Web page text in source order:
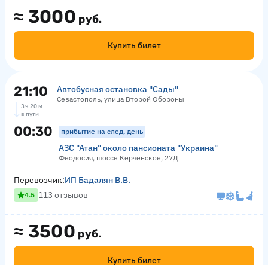
≈ 3000 руб.
Купить билет
21:10 Автобусная остановка "Сады"
Севастополь, улица Второй Обороны
3 ч 20 м
в пути
00:30 прибытие на след. день
АЗС "Атан" около пансионата "Украина"
Феодосия, шоссе Керченское, 27Д
≈ 3500 руб.
Купить билет
Перевозчик:ИП Бадалян В.В.
4.5 113 отзывов